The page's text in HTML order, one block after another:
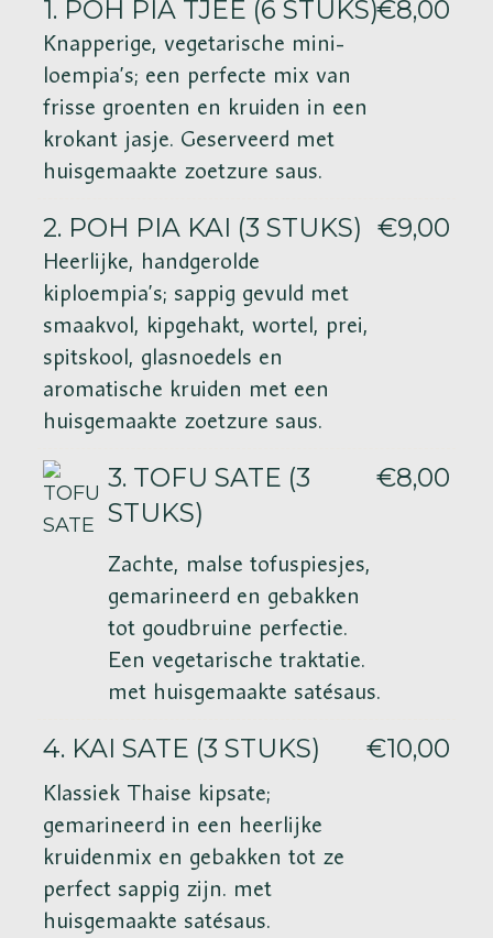
1. POH PIA TJEE (6 STUKS)€8,00
Knapperige, vegetarische mini-
loempia’s; een perfecte mix van
frisse groenten en kruiden in een
krokant jasje. Geserveerd met
huisgemaakte zoetzure saus.
2. POH PIA KAI (3 STUKS) €9,00
Heerlijke, handgerolde
kiploempia’s; sappig gevuld met
smaakvol, kipgehakt, wortel, prei,
spitskool, glasnoedels en
aromatische kruiden met een
huisgemaakte zoetzure saus.
3. TOFU SATE (3
STUKS)
€8,00
Zachte, malse tofuspiesjes,
gemarineerd en gebakken
tot goudbruine perfectie.
Een vegetarische traktatie.
met huisgemaakte satésaus.
4. KAI SATE (3 STUKS) €10,00
Klassiek Thaise kipsate;
gemarineerd in een heerlijke
kruidenmix en gebakken tot ze
perfect sappig zijn. met
huisgemaakte satésaus.